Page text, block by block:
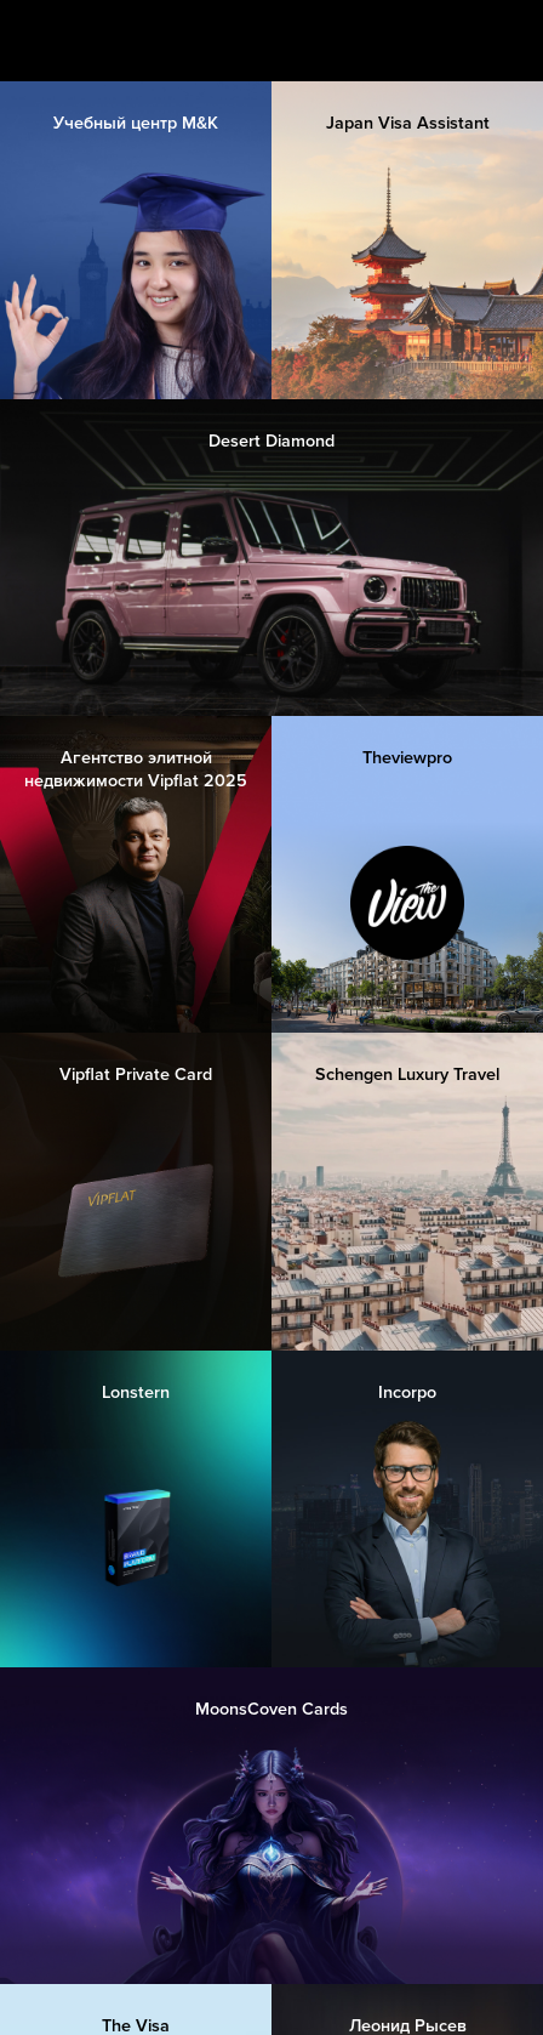
Учебный центр M&K
Desert Diamond
Japan Visa Assistant
Агентство элитной
недвижимости Vipflat 2025
Theviewpro
Vipflat Private Card Schengen Luxury Travel
Lonstern
MoonsCoven Cards
Incorpo
The Visa Леонид Рысев